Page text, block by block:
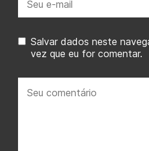
mail:
Salvar dados neste
vez que eu for comentar.
comentário: